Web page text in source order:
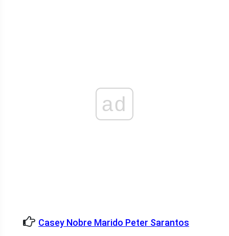
ad
Casey Nobre Marido Peter Sarantos